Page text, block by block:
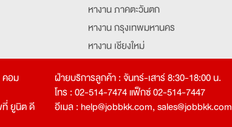
หางาน ภาคตะวันตก
หางาน กรุงเทพมหานคร
หางาน เชียงใหม่
หางาน ฉะเชิงเทรา
คอม
ที่ ยูนิต ดี
ฝ่ายบริการลูกค้า : จันทร์-เสาร์ 8:30-18:00 น.
โทร : 02-514-7474 แฟ็กซ์ 02-514-7447
อีเมล : help@jobbkk.com,sales@jobbkk.com